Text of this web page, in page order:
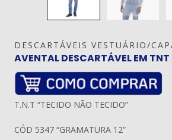
DESCARTÁVEIS VESTUÁRIO/
AVENTAL DESCARTÁVEL EM
T.N.T “TECIDO NÃO TECIDO”
CÓD 5347 “GRAMATURA 12”